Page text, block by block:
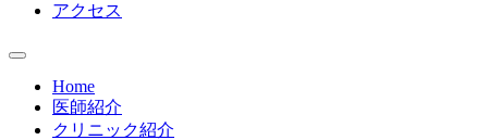
アクセス
Home
医師紹介
クリニック紹介